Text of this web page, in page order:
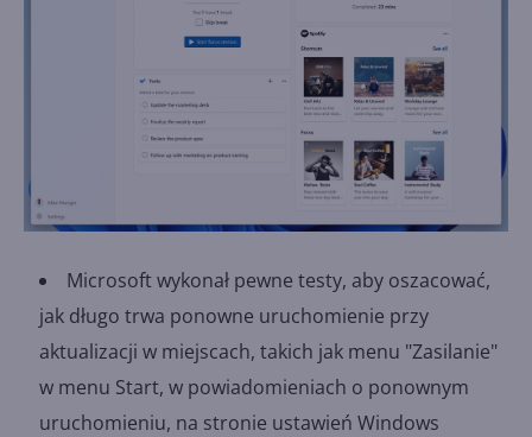
Microsoft wykonał pewne testy, aby oszacować,
jak długo trwa ponowne uruchomienie przy
aktualizacji w miejscach, takich jak menu "Zasilanie"
w menu Start, w powiadomieniach o ponownym
uruchomieniu, na stronie ustawień Windows